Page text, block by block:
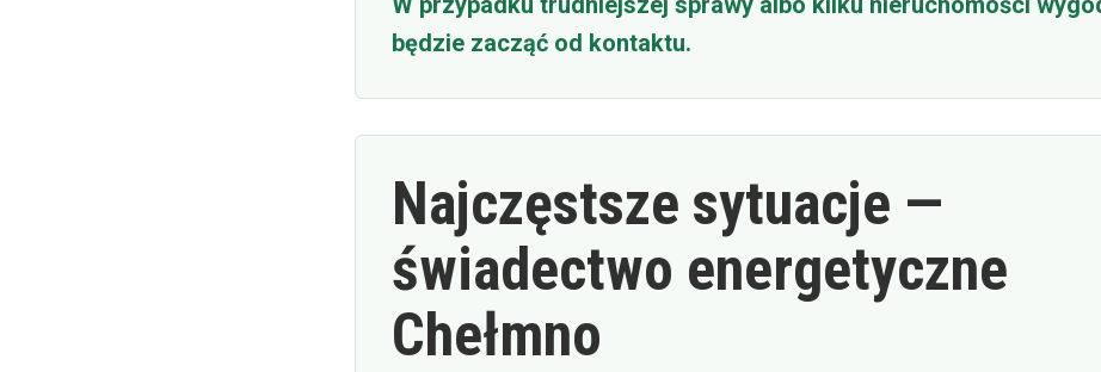
będzie zacząć od kontaktu.
Najczęstsze sytuacje —
świadectwo energetyczne
Chełmno